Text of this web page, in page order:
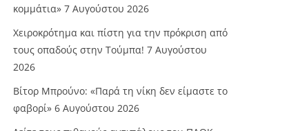
κομμάτια» 7 Αυγούστου 2026
Χειροκρότημα και πίστη για την πρόκριση από
τους οπαδούς στην Τούμπα! 7 Αυγούστου
2026
Βίτορ Μπρούνο: «Παρά τη νίκη δεν είμαστε το
φαβορί» 6 Αυγούστου 2026